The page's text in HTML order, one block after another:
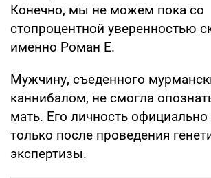
Конечно, мы не можем пока со
стопроцентной уверенностью
именно Роман Е.
Мужчину, съеденного
каннибалом, не смогла
мать. Его личность официально
только после проведения
экспертизы.